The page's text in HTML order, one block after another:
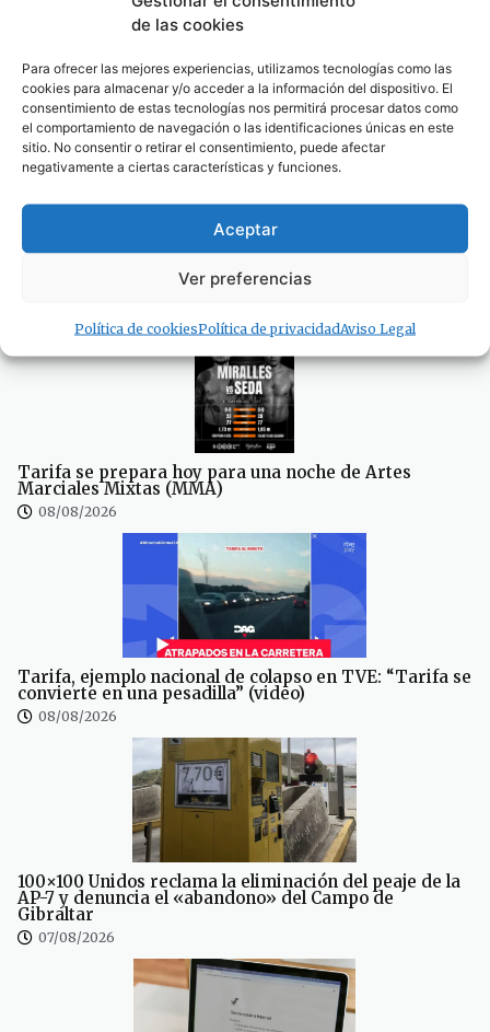
de las cookies
Para ofrecer las mejores experiencias, utilizamos tecnologías como las
cookies para almacenar y/o acceder a la información del dispositivo. El
consentimiento de estas tecnologías nos permitirá procesar datos como
el comportamiento de navegación o las identificaciones únicas en este
sitio. No consentir o retirar el consentimiento, puede afectar
negativamente a ciertas características y funciones.
Aceptar
Ver preferencias
Política de cookiesPolítica de privacidadAviso Legal
La pesadilla eléctrica de Bolonia se repite por tercer
sábado consecutivo
09/08/2026
Las inmobiliarias de Cádiz reclaman regular un sector
donde cualquiera puede ejercer sin titulación
Tarifa se prepara hoy para una noche de Artes
Marciales Mixtas (MMA)
08/08/2026
Tarifa, ejemplo nacional de colapso en TVE: “Tarifa se
convierte en una pesadilla” (video)
08/08/2026
100×100 Unidos reclama la eliminación del peaje de la
AP-7 y denuncia el «abandono» del Campo de
Gibraltar
07/08/2026